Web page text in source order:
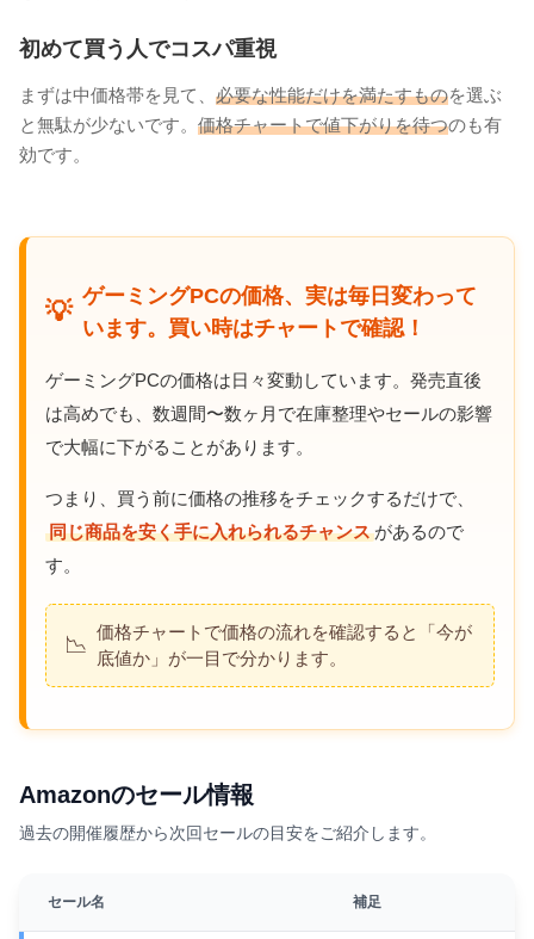
初めて買う人でコスパ重視
まずは中価格帯を見て、 必要な性能だけを満たすものを選ぶ
と無駄が少ないです。 価格チャートで値下がりを待つのも有
効です。
💡
ゲーミングPCの価格、実は毎日変わって
います。買い時はチャートで確認！
ゲーミングPCの価格は日々変動しています。発売直後
は高めでも、数週間〜数ヶ月で在庫整理やセールの影響
で大幅に下がることがあります。
つまり、買う前に価格の推移をチェックするだけで、
同じ商品を安く手に入れられるチャンス があるので
す。
📉
価格チャートで価格の流れを確認すると「今が
底値か」が一目で分かります。
Amazonのセール情報
過去の開催履歴から次回セールの目安をご紹介します。
セール名 補足